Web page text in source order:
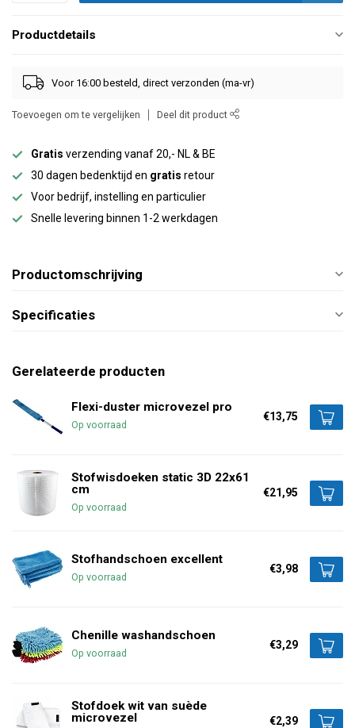
Productdetails
Voor 16:00 besteld, direct verzonden (ma-vr)
Toevoegen om te vergelijken Deel dit product
Gratis verzending vanaf 20,- NL & BE
30 dagen bedenktijd en gratis retour
Voor bedrijf, instelling en particulier
Snelle levering binnen 1-2 werkdagen
Productomschrijving
Specificaties
Gerelateerde producten
Flexi-duster microvezel pro
Op voorraad
€13,75
Stofwisdoeken static 3D 22x61
cm
Op voorraad
€21,95
Stofhandschoen excellent
Op voorraad
€3,98
Chenille washandschoen
Op voorraad
€3,29
Stofdoek wit van suède
microvezel
€2,39